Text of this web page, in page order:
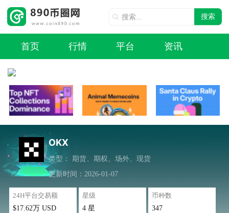
搜索
首页 行情 平台 资讯
OKX
类型：
期货、期权、场外、现货
更新时间：2026-01-07
24H平台交易额
$17.62万 USD
星级
4 星
币种数
347